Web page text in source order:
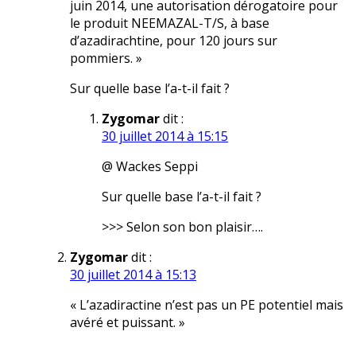
juin 2014, une autorisation dérogatoire pour
le produit NEEMAZAL-T/S, à base
d’azadirachtine, pour 120 jours sur
pommiers. »
Sur quelle base l’a-t-il fait ?
Zygomardit :
30 juillet 2014 à 15:15
@ Wackes Seppi
Sur quelle base l’a-t-il fait ?
>>> Selon son bon plaisir….
Zygomardit :
30 juillet 2014 à 15:13
« L’azadiractine n’est pas un PE potentiel mais
avéré et puissant. »